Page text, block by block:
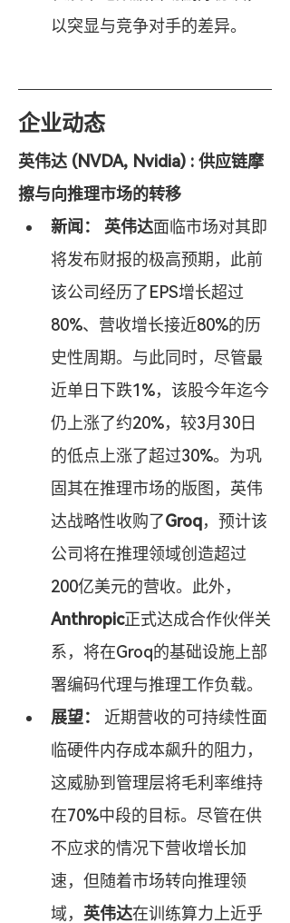
以突显与竞争对手的差异。
企业动态
英伟达 (NVDA, Nvidia) : 供应链摩
擦与向推理市场的转移
新闻：
英伟达面临市场对其即
将发布财报的极高预期，此前
该公司经历了EPS增长超过
80%、营收增长接近80%的历
史性周期。与此同时，尽管最
近单日下跌1%，该股今年迄今
仍上涨了约20%，较3月30日
的低点上涨了超过30%。为巩
固其在推理市场的版图，英伟
达战略性收购了Groq，预计该
公司将在推理领域创造超过
200亿美元的营收。此外，
Anthropic正式达成合作伙伴关
系，将在Groq的基础设施上部
署编码代理与推理工作负载。
展望：
近期营收的可持续性面
临硬件内存成本飙升的阻力，
这威胁到管理层将毛利率维持
在70%中段的目标。尽管在供
不应求的情况下营收增长加
速，但随着市场转向推理领
域， 英伟达在训练算力上近乎